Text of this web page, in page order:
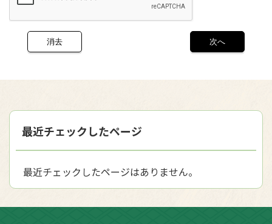
最近チェックしたページ
最近チェックしたページはありません。